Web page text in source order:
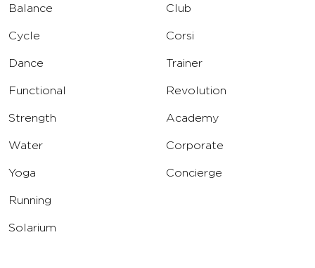
Balance
Cycle
Dance
Functional
Strength
Water
Yoga
Running
Solarium
Club
Corsi
Trainer
Revolution
Academy
Corporate
Concierge